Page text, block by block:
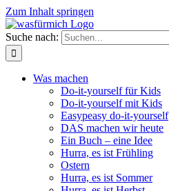
Zum Inhalt springen
Suche nach:
Was machen
Do-it-yourself für Kids
Do-it-yourself mit Kids
Easypeasy do-it-yourself
DAS machen wir heute
Ein Buch – eine Idee
Hurra, es ist Frühling
Ostern
Hurra, es ist Sommer